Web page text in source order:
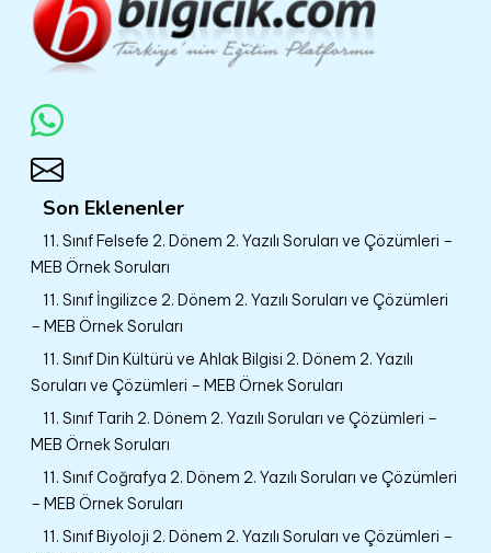
Son Eklenenler
11. Sınıf Felsefe 2. Dönem 2. Yazılı Soruları ve Çözümleri –
MEB Örnek Soruları
11. Sınıf İngilizce 2. Dönem 2. Yazılı Soruları ve Çözümleri
– MEB Örnek Soruları
11. Sınıf Din Kültürü ve Ahlak Bilgisi 2. Dönem 2. Yazılı
Soruları ve Çözümleri – MEB Örnek Soruları
11. Sınıf Tarih 2. Dönem 2. Yazılı Soruları ve Çözümleri –
MEB Örnek Soruları
11. Sınıf Coğrafya 2. Dönem 2. Yazılı Soruları ve Çözümleri
– MEB Örnek Soruları
11. Sınıf Biyoloji 2. Dönem 2. Yazılı Soruları ve Çözümleri –